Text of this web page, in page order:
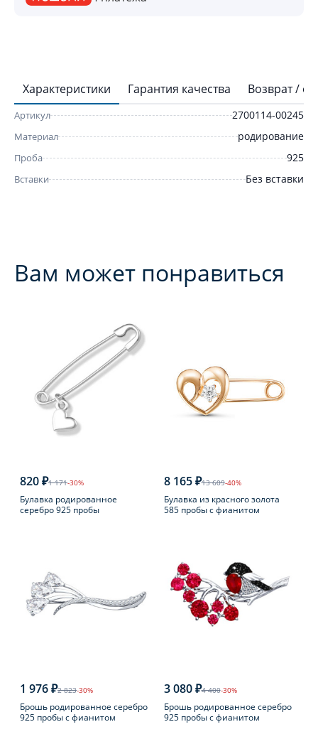
Характеристики Гарантия качества Возврат /
Артикул 2700114-00245
Материал родирование
Проба 925
Вставки Без вставки
Вам может понравиться
820 ₽1 171-30%
Булавка родированное
серебро 925 пробы
8 165 ₽13 609-40%
Булавка из красного золота
585 пробы с фианитом
1 976 ₽2 823-30%
Брошь родированное серебро
925 пробы с фианитом
3 080 ₽4 400-30%
Брошь родированное серебро
925 пробы с фианитом